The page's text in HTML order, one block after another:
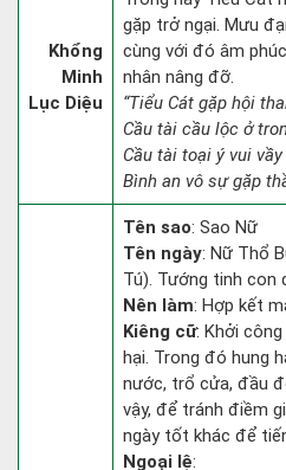
Khổng
Minh
Lục Diệu
gặp trở ngại. Mưu
cùng với đó âm
nhân nâng đỡ.
“Tiểu Cát gặp hội
Cầu tài cầu lộc ở
Cầu tài toại ý vui vầy
Bình an vô sự gặp
Tên sao: Sao Nữ
Tên ngày: Nữ Thổ
Tú). Tướng tinh con
Nên làm: Hợp kết
Kiêng cữ: Khởi
hại. Trong đó hung
nước, trổ cửa, đầu
vậy, để tránh điềm
ngày tốt khác để
Ngoại lệ: